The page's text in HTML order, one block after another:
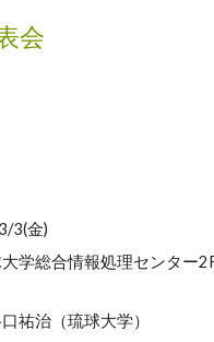
会
3(金)
学総合情報処理センター
祐治（琉球大学）